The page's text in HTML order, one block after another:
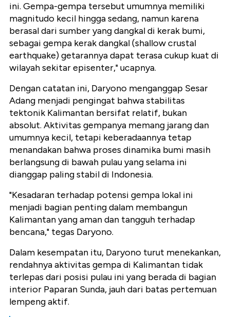
ini. Gempa-gempa tersebut umumnya memiliki
magnitudo kecil hingga sedang, namun karena
berasal dari sumber yang dangkal di kerak bumi,
sebagai gempa kerak dangkal (shallow crustal
earthquake) getarannya dapat terasa cukup kuat di
wilayah sekitar episenter," ucapnya.
Dengan catatan ini, Daryono menganggap Sesar
Adang menjadi pengingat bahwa stabilitas
tektonik Kalimantan bersifat relatif, bukan
absolut. Aktivitas gempanya memang jarang dan
umumnya kecil, tetapi keberadaannya tetap
menandakan bahwa proses dinamika bumi masih
berlangsung di bawah pulau yang selama ini
dianggap paling stabil di Indonesia.
"Kesadaran terhadap potensi gempa lokal ini
menjadi bagian penting dalam membangun
Kalimantan yang aman dan tangguh terhadap
bencana," tegas Daryono.
Dalam kesempatan itu, Daryono turut menekankan,
rendahnya aktivitas gempa di Kalimantan tidak
terlepas dari posisi pulau ini yang berada di bagian
interior Paparan Sunda, jauh dari batas pertemuan
lempeng aktif.